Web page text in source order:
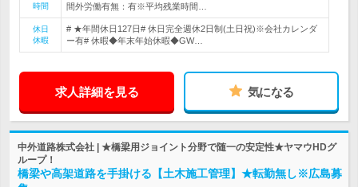
時間
間外労働有無：有※平均残業時間…
休日
休暇
# ★年間休日127日# 休日完全週休2日制(土日祝)※会社カレンダ
ー有# 休暇◆年末年始休暇◆GW…
求人詳細を見る 気になる
中外道路株式会社 | ★橋梁用ジョイント分野で随一の安定性★ヤマウHDグ
ループ！
橋梁や高架道路を手掛ける【土木施工管理】★転勤無し※広島募